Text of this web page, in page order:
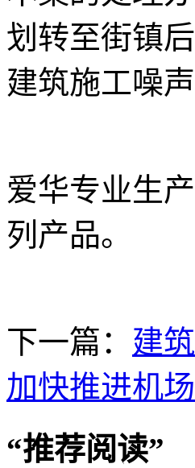
划转至街镇
建筑施工噪
爱华专业生
列产品。
下一篇： 建
加快推进机
“推荐阅读”